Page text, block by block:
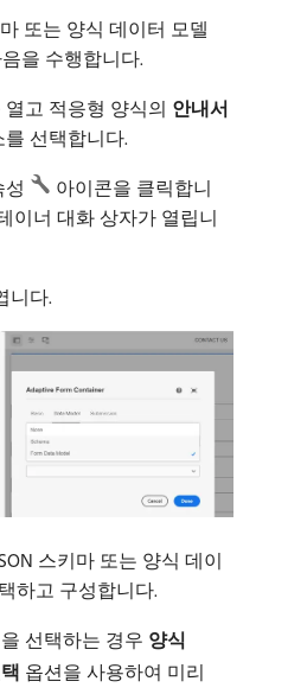
또는 양식 데이터 모델
을 수행합니다.
고 적응형 양식의 안내서
를 선택합니다.
성
아이콘을 클릭합니
이너 대화 상자가 열립니
니다.
스키마 또는 양식 데이
하고 구성합니다.
선택하는 경우 양식
옵션을 사용하여 미리